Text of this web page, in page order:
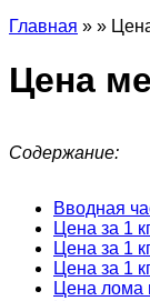
Главная » »
Цена
Содержание:
Вводная
Цена за 1
Цена за 1
Цена за 1
Цена лома